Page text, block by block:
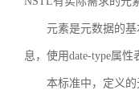
元素是元数据的
息，使用date-type属
本标准中，定义